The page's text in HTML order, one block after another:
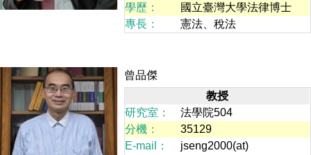
學歷：
國立臺灣大學法律博士
專長：
憲法、稅法
曾品傑
教授
研究室：
法學院504
分機：
35129
E-mail：
jseng2000(at)